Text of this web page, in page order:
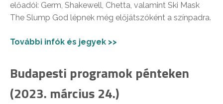
előadói: Germ, Shakewell, Chetta, valamint Ski Mask
The Slump God lépnek még előjátszóként a színpadra.
További infók és jegyek >>
Budapesti programok pénteken
(2023. március 24.)